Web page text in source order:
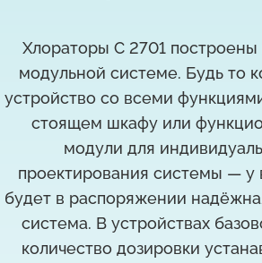
Хлораторы C 2701 построены
модульной системе. Будь то
устройство со всеми
стоящем шкафу или
модули для
проектирования системы — у
будет в распоряжении
система. В устройствах
количество дозировки